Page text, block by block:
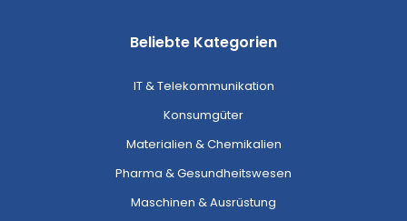
Beliebte Kategorien
IT & Telekommunikation
Konsumgüter
Materialien & Chemikalien
Pharma & Gesundheitswesen
Maschinen & Ausrüstung